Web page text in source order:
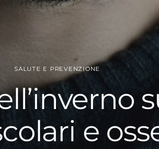
SALUTE E PREVENZIONE
e